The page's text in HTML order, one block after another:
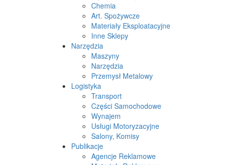
Chemia
Art. Spożywcze
Materiały Eksploatacyjne
Inne Sklepy
Narzędzia
Maszyny
Narzędzia
Przemysł Metalowy
Logistyka
Transport
Części Samochodowe
Wynajem
Usługi Motoryzacyjne
Salony, Komisy
Publikacje
Agencje Reklamowe